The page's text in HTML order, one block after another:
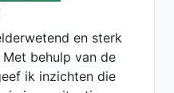
en sterk
behulp van de
ik inzichten die